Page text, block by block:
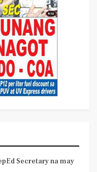
Secretary na may